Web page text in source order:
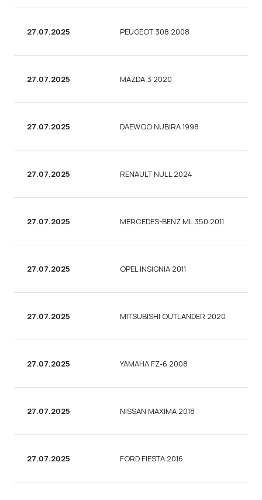
27.07.2025 PEUGEOT 308 2008
27.07.2025 MAZDA 3 2020
27.07.2025 DAEWOO NUBIRA 1998
27.07.2025 RENAULT NULL 2024
27.07.2025 MERCEDES-BENZ ML 350 2011
27.07.2025 OPEL INSIGNIA 2011
27.07.2025 MITSUBISHI OUTLANDER 2020
27.07.2025 YAMAHA FZ-6 2008
27.07.2025 NISSAN MAXIMA 2018
27.07.2025 FORD FIESTA 2016